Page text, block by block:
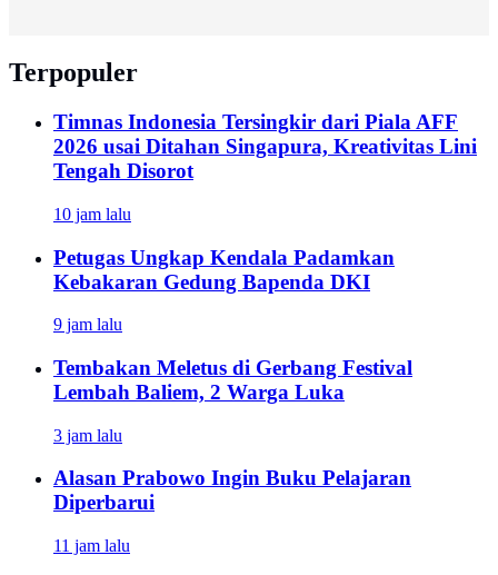
Terpopuler
Timnas Indonesia Tersingkir dari Piala AFF
2026 usai Ditahan Singapura, Kreativitas Lini
Tengah Disorot
10 jam lalu
Petugas Ungkap Kendala Padamkan
Kebakaran Gedung Bapenda DKI
9 jam lalu
Tembakan Meletus di Gerbang Festival
Lembah Baliem, 2 Warga Luka
3 jam lalu
Alasan Prabowo Ingin Buku Pelajaran
Diperbarui
11 jam lalu